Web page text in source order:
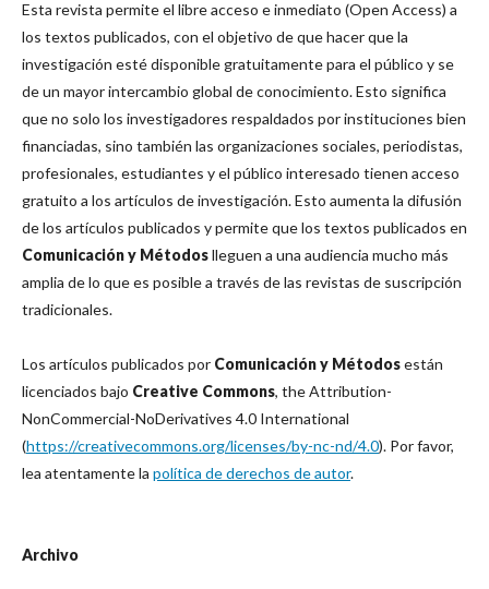
Esta revista permite el libre acceso e inmediato (Open Access) a
los textos publicados, con el objetivo de que hacer que la
investigación esté disponible gratuitamente para el público y se
de un mayor intercambio global de conocimiento. Esto significa
que no solo los investigadores respaldados por instituciones bien
financiadas, sino también las organizaciones sociales, periodistas,
profesionales, estudiantes y el público interesado tienen acceso
gratuito a los artículos de investigación. Esto aumenta la difusión
de los artículos publicados y permite que los textos publicados en
Comunicación y Métodoslleguen a una audiencia mucho más
amplia de lo que es posible a través de las revistas de suscripción
tradicionales.
Los artículos publicados por Comunicación y Métodosestán
licenciados bajo Creative Commons, the Attribution-
NonCommercial-NoDerivatives 4.0 International
(https://creativecommons.org/licenses/by-nc-nd/4.0). Por favor,
lea atentamente la política de derechos de autor.
Archivo